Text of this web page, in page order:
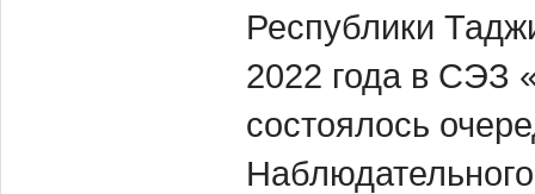
Республики
2022 года в СЭЗ
состоялось